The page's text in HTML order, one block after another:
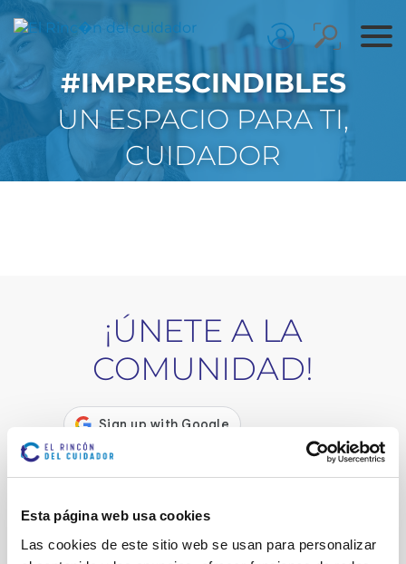
Esta página web usa cookies
Las cookies de este sitio web se usan para personalizar
#IMPRESCINDIBLES
UN ESPACIO PARA TI,
CUIDADOR
¡ÚNETE A LA
COMUNIDAD!
O
Nombre*